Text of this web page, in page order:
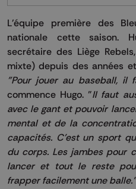
L'équipe première des
nationale cette saison.
secrétaire des Liège
mixte) depuis des années
"Pour jouer au baseball, il
commence Hugo. "Il faut
avec le gant et pouvoir
mental et de la
capacités. C'est un sport
du corps. Les jambes pour
lancer et tout le reste
frapper facilement une